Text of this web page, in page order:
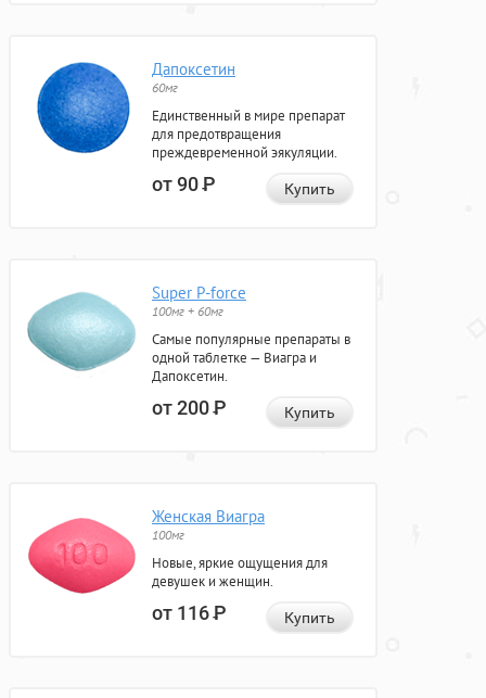
Дапоксетин
60мг
Единственный в мире препарат
для предотвращения
преждевременной эякуляции.
от 90Р Купить
Super P-force
100мг + 60мг
Самые популярные препараты в
одной таблетке — Виагра и
Дапоксетин.
от 200Р Купить
Женская Виагра
100мг
Новые, яркие ощущения для
девушек и женщин.
от 116Р Купить